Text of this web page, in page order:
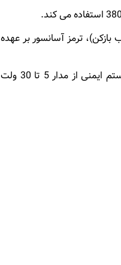
ترمز آسانسور بر عهده
مدار های شناسایی ، شستی های کابین ( داخلی و طبقات) مدارات اعلان طبقات (صوتی و تصویری) و سیستم ایمنی از مدار 5 تا 30 ولت